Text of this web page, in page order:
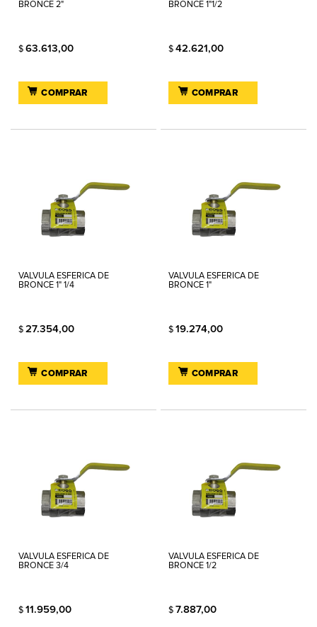
BRONCE 2"
$ 63.613,00
COMPRAR
BRONCE 1"1/2
$42.621,00
COMPRAR
VALVULA ESFERICA DE
BRONCE 1" 1/4
$ 27.354,00
COMPRAR
VALVULA ESFERICA DE
BRONCE 1"
$19.274,00
COMPRAR
VALVULA ESFERICA DE
BRONCE 3/4
$ 11.959,00
VALVULA ESFERICA DE
BRONCE 1/2
$7.887,00